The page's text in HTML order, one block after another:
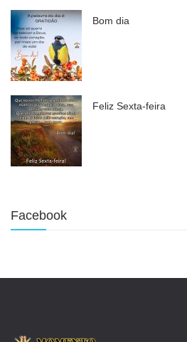
Bom dia
Feliz Sexta-feira
Facebook